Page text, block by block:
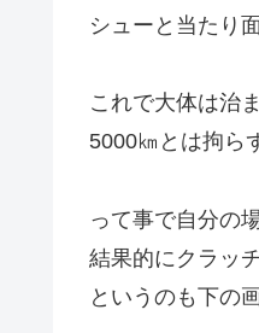
シューと当たり
これで大体は治
5000㎞とは拘ら
って事で自分の
結果的にクラッ
というのも下の